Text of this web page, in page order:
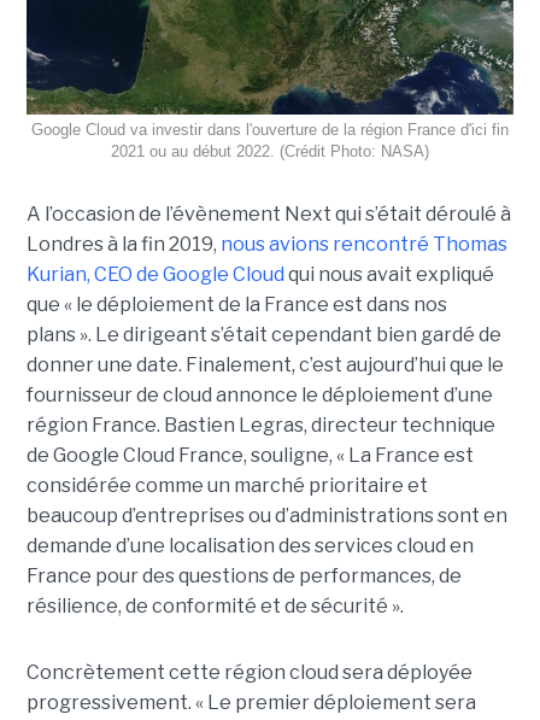
Google Cloud va investir dans l'ouverture de la région France d'ici fin
2021 ou au début 2022. (Crédit Photo: NASA)
A l’occasion de l’évènement Next qui s’était déroulé à
Londres à la fin 2019, nous avions rencontré Thomas
Kurian, CEO de Google Cloud qui nous avait expliqué
que « le déploiement de la France est dans nos
plans ». Le dirigeant s’était cependant bien gardé de
donner une date. Finalement, c’est aujourd’hui que le
fournisseur de cloud annonce le déploiement d’une
région France. Bastien Legras, directeur technique
de Google Cloud France, souligne, « La France est
considérée comme un marché prioritaire et
beaucoup d’entreprises ou d’administrations sont en
demande d’une localisation des services cloud en
France pour des questions de performances, de
résilience, de conformité et de sécurité ».
Concrètement cette région cloud sera déployée
progressivement. « Le premier déploiement sera